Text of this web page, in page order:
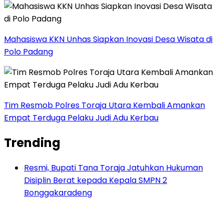
Mahasiswa KKN Unhas Siapkan Inovasi Desa Wisata di
Polo Padang
Tim Resmob Polres Toraja Utara Kembali Amankan
Empat Terduga Pelaku Judi Adu Kerbau
Trending
Resmi, Bupati Tana Toraja Jatuhkan Hukuman
Disiplin Berat kepada Kepala SMPN 2
Bonggakaradeng